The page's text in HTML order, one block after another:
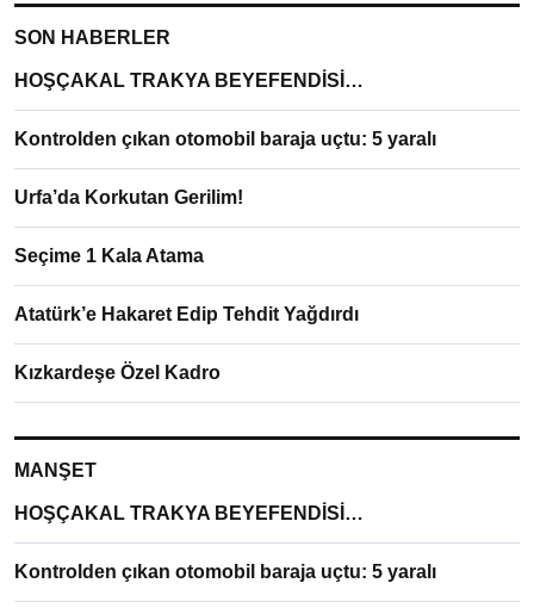
SON HABERLER
HOŞÇAKAL TRAKYA BEYEFENDİSİ…
Kontrolden çıkan otomobil baraja uçtu: 5 yaralı
Urfa’da Korkutan Gerilim!
Seçime 1 Kala Atama
Atatürk’e Hakaret Edip Tehdit Yağdırdı
Kızkardeşe Özel Kadro
MANŞET
HOŞÇAKAL TRAKYA BEYEFENDİSİ…
Kontrolden çıkan otomobil baraja uçtu: 5 yaralı